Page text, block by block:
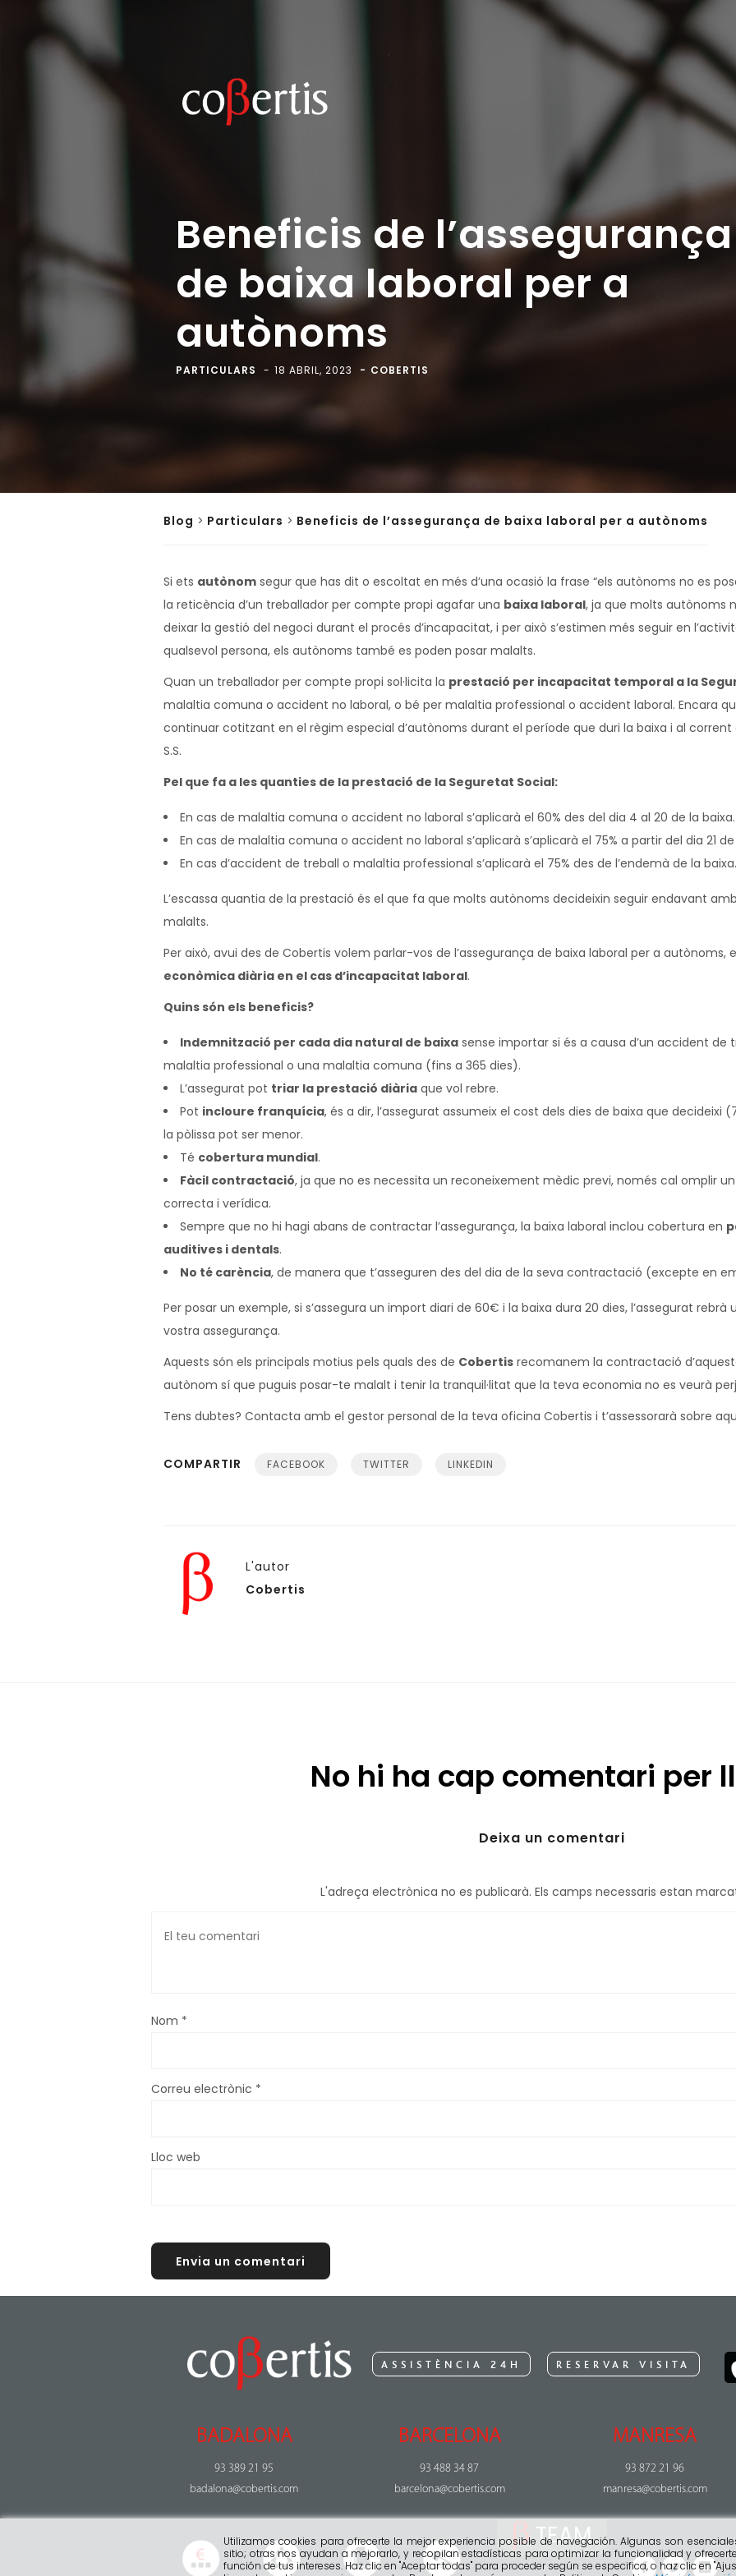
Beneficis de l’assegurança
de baixa laboral per a
autònoms
PARTICULARS 18 ABRIL, 2023 COBERTIS
Blog > Particulars > Beneficis de l’assegurança de baixa laboral per a autònoms
Si ets autònom segur que has dit o escoltat en més d’una ocasió la frase “els autònoms no es
la reticència d’un treballador per compte propi agafar una baixa laboral, ja que molts autònoms
deixar la gestió del negoci durant el procés d’incapacitat, i per això s’estimen més seguir en
qualsevol persona, els autònoms també es poden posar malalts.
Quan un treballador per compte propi sol·licita la prestació per incapacitat temporal a la
malaltia comuna o accident no laboral, o bé per malaltia professional o accident laboral. Encara
continuar cotitzant en el règim especial d’autònoms durant el període que duri la baixa i al
S.S.
Pel que fa a les quanties de la prestació de la Seguretat Social:
En cas de malaltia comuna o accident no laboral s’aplicarà el 60% des del dia 4 al 20 de la baixa.
En cas de malaltia comuna o accident no laboral s’aplicarà s’aplicarà el 75% a partir del dia 21
En cas d’accident de treball o malaltia professional s’aplicarà el 75% des de l’endemà de la baixa.
L’escassa quantia de la prestació és el que fa que molts autònoms decideixin seguir endavant
malalts.
Per això, avui des de Cobertis volem parlar-vos de l’assegurança de baixa laboral per a
econòmica diària en el cas d’incapacitat laboral.
Quins són els beneficis?
Indemnització per cada dia natural de baixa sense importar si és a causa d’un accident de
malaltia professional o una malaltia comuna (fins a 365 dies).
L’assegurat pot triar la prestació diària que vol rebre.
Pot incloure franquícia, és a dir, l’assegurat assumeix el cost dels dies de baixa que decideixi
la pòlissa pot ser menor.
Té cobertura mundial.
Fàcil contractació, ja que no es necessita un reconeixement mèdic previ, només cal omplir
correcta i verídica.
Sempre que no hi hagi abans de contractar l’assegurança, la baixa laboral inclou cobertura en
auditives i dentals.
No té carència, de manera que t’asseguren des del dia de la seva contractació (excepte en
Per posar un exemple, si s’assegura un import diari de 60€ i la baixa dura 20 dies, l’assegurat
vostra assegurança.
Aquests són els principals motius pels quals des de Cobertis recomanem la contractació
autònom sí que puguis posar-te malalt i tenir la tranquil·litat que la teva economia no es veurà
Tens dubtes? Contacta amb el gestor personal de la teva oficina Cobertis i t’assessorarà sobre
COMPARTIR FACEBOOK TWITTER LINKEDIN
L'autor
Cobertis
No hi ha cap comentari per
Deixa un comentari
L'adreça electrònica no es publicarà. Els camps necessaris estan
Nom *
Correu electrònic *
Lloc web
ASSISTÈNCIA 24H RESERVAR VISITA
BADALONA
93 389 21 95
badalona@cobertis.com
BARCELONA
93 488 34 87
barcelona@cobertis.com
MANRESA
93 872 21 96
manresa@cobertis.com
TEAM
Utilizamos cookies para ofrecerte la mejor experiencia posible de navegación. Algunas son
sitio; otras nos ayudan a mejorarlo, y recopilan estadísticas para optimizar la funcionalidad y
función de tus intereses. Haz clic en "Aceptar todas" para proceder según se especifica, o haz clic en